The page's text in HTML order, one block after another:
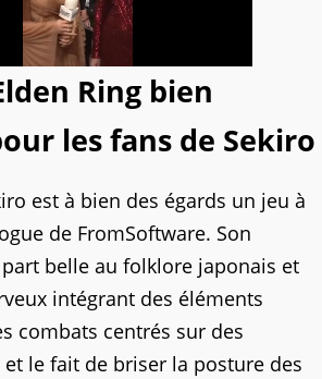
Ring bien
les fans de Sekiro
est à bien des égards un jeu à
de FromSoftware. Son
belle au folklore japonais et
intégrant des éléments
combats centrés sur des
le fait de briser la posture des